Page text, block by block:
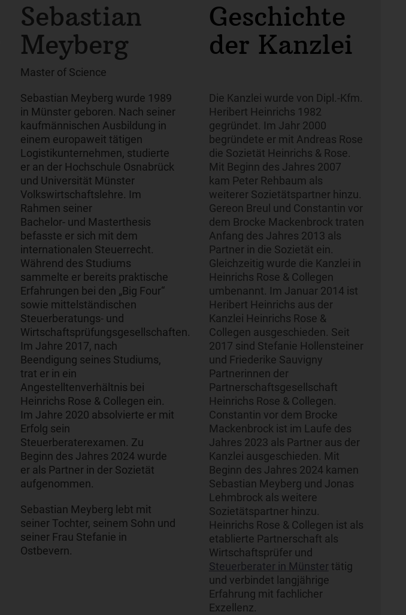
Sebastian
Meyberg
Master of Science
Sebastian Meyberg wurde 1989
in Münster geboren. Nach seiner
kaufmännischen Ausbildung in
einem europaweit tätigen
Logistikunternehmen, studierte
er an der Hochschule Osnabrück
und Universität Münster
Volkswirtschaftslehre. Im
Rahmen seiner
Bachelor- und Masterthesis
befasste er sich mit dem
internationalen Steuerrecht.
Während des Studiums
sammelte er bereits praktische
Erfahrungen bei den „Big Four“
sowie mittelständischen
Steuerberatungs- und
Wirtschaftsprüfungsgesellschaften.
Im Jahre 2017, nach
Beendigung seines Studiums,
trat er in ein
Angestelltenverhältnis bei
Heinrichs Rose & Collegen ein.
Im Jahre 2020 absolvierte er mit
Erfolg sein
Steuerberaterexamen. Zu
Beginn des Jahres 2024 wurde
er als Partner in der Sozietät
aufgenommen.
Sebastian Meyberg lebt mit
seiner Tochter, seinem Sohn und
seiner Frau Stefanie in
Ostbevern.
Geschichte
der Kanzlei
Die Kanzlei wurde von Dipl.-Kfm.
Heribert Heinrichs 1982
gegründet. Im Jahr 2000
begründete er mit Andreas Rose
die Sozietät Heinrichs & Rose.
Mit Beginn des Jahres 2007
kam Peter Rehbaum als
weiterer Sozietätspartner hinzu.
Gereon Breul und Constantin vor
dem Brocke Mackenbrock traten
Anfang des Jahres 2013 als
Partner in die Sozietät ein.
Gleichzeitig wurde die Kanzlei in
Heinrichs Rose & Collegen
umbenannt. Im Januar 2014 ist
Heribert Heinrichs aus der
Kanzlei Heinrichs Rose &
Collegen ausgeschieden. Seit
2017 sind Stefanie Hollensteiner
und Friederike Sauvigny
Partnerinnen der
Partnerschaftsgesellschaft
Heinrichs Rose & Collegen.
Constantin vor dem Brocke
Mackenbrock ist im Laufe des
Jahres 2023 als Partner aus der
Kanzlei ausgeschieden. Mit
Beginn des Jahres 2024 kamen
Sebastian Meyberg und Jonas
Lehmbrock als weitere
Sozietätspartner hinzu.
Heinrichs Rose & Collegen ist als
etablierte Partnerschaft als
Wirtschaftsprüfer und
Steuerberater in Münstertätig
und verbindet langjährige
Erfahrung mit fachlicher
Exzellenz.